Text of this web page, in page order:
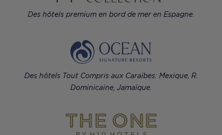
Des hôtels premium en bord de mer en Espagne.
Des hôtels Tout Compris aux Caraïbes: Mexique, R.
Dominicaine, Jamaïque.